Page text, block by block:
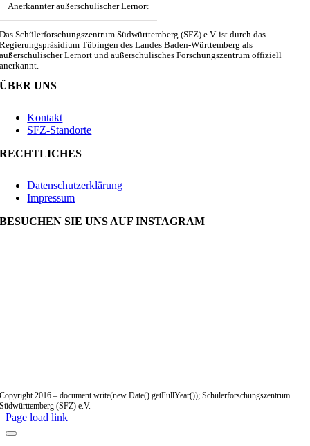
Anerkannter außerschulischer Lernort
Das Schülerforschungszentrum Südwürttemberg (SFZ) e.V. ist durch das
Regierungspräsidium Tübingen des Landes Baden-Württemberg als
außerschulischer Lernort und außerschulisches Forschungszentrum offiziell
anerkannt.
ÜBER UNS
Kontakt
SFZ-Standorte
RECHTLICHES
Datenschutzerklärung
Impressum
BESUCHEN SIE UNS AUF INSTAGRAM
Copyright 2016 – document.write(new Date().getFullYear()); Schülerforschungszentrum
Südwürttemberg (SFZ) e.V.
Page load link